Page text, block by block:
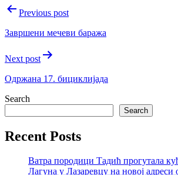
PostPrevious post
Завршени мечеви баража
Next post
Одржана 17. бициклијада
Search
Search
Recent Posts
Ватра породици Тадић прогутала
Лагуна у Лазаревцу на новој